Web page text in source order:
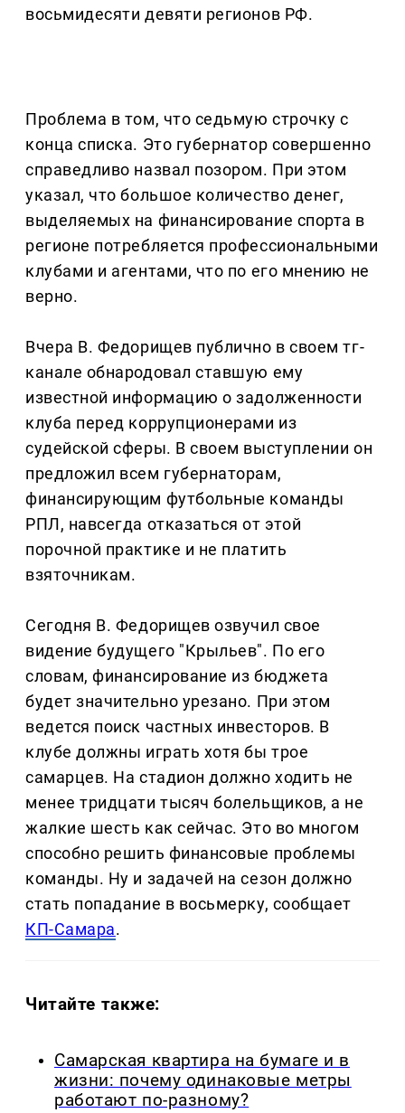
восьмидесяти девяти регионов РФ.
Проблема в том, что седьмую строчку с
конца списка. Это губернатор совершенно
справедливо назвал позором. При этом
указал, что большое количество денег,
выделяемых на финансирование спорта в
регионе потребляется профессиональными
клубами и агентами, что по его мнению не
верно.
Вчера В. Федорищев публично в своем тг-
канале обнародовал ставшую ему
известной информацию о задолженности
клуба перед коррупционерами из
судейской сферы. В своем выступлении он
предложил всем губернаторам,
финансирующим футбольные команды
РПЛ, навсегда отказаться от этой
порочной практике и не платить
взяточникам.
Сегодня В. Федорищев озвучил свое
видение будущего "Крыльев". По его
словам, финансирование из бюджета
будет значительно урезано. При этом
ведется поиск частных инвесторов. В
клубе должны играть хотя бы трое
самарцев. На стадион должно ходить не
менее тридцати тысяч болельщиков, а не
жалкие шесть как сейчас. Это во многом
способно решить финансовые проблемы
команды. Ну и задачей на сезон должно
стать попадание в восьмерку, сообщает
КП-Самара.
Читайте также:
Самарская квартира на бумаге и в
жизни: почему одинаковые метры
работают по-разному?